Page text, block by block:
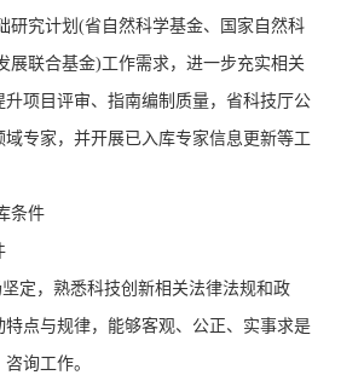
研究计划(省自然科学基金、国家自然科
展联合基金)工作需求，进一步充实相关
升项目评审、指南编制质量，省科技厅公
专家，并开展已入库专家信息更新等工
条件
定，熟悉科技创新相关法律法规和政
特点与规律，能够客观、公正、实事求是
询工作。